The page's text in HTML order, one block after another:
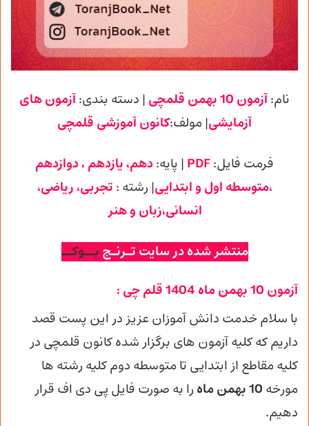
نام:آزمون 10 بهمن قلمچی | دسته بندی:آزمون های
آزمایشی| مولف:کانون آموزشی قلمچی
فرمت فایل:PDF | پایه:دهم، یازدهم ، دوازدهم
،متوسطه اول و ابتدایی| رشته : تجربی، ریاضی،
انسانی،زبان و هنر
منتشر شده در سایت تـرنـج بــوکــ
آزمون 10 بهمن ماه 1404 قلم چی :
با سلام خدمت دانش آموزان عزیز در این پست قصد
داریم که کلیه آزمون های برگزار شده کانون قلمچی در
کلیه مقاطع از ابتدایی تا متوسطه دوم کلیه رشته ها
مورخه 10 بهمن ماه
را به صورت فایل پی دی اف قرار
دهیم.